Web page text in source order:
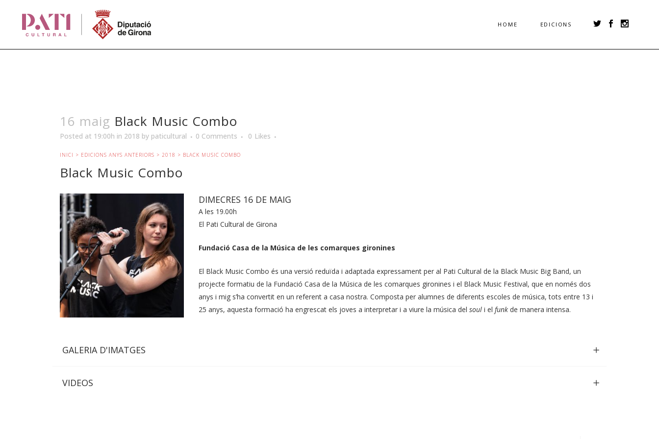
HOME EDICIONS
16 maig Black Music Combo
Posted at 19:00h in 2018 by paticultural 0 Comments 0 Likes
INICI > EDICIONS ANYS ANTERIORS > 2018 > BLACK MUSIC COMBO
Black Music Combo
DIMECRES 16 DE MAIG
A les 19.00h
El Pati Cultural de Girona
Fundació Casa de la Música de les comarques gironines
El Black Music Combo és una versió reduïda i adaptada expressament per al Pati Cultural de la Black Music Big Band, un
projecte formatiu de la Fundació Casa de la Música de les comarques gironines i el Black Music Festival, que en només dos
anys i mig s’ha convertit en un referent a casa nostra. Composta per alumnes de diferents escoles de música, tots entre 13 i
25 anys, aquesta formació ha engrescat els joves a interpretar i a viure la música del souli el funkde manera intensa.
GALERIA D'IMATGES
VIDEOS